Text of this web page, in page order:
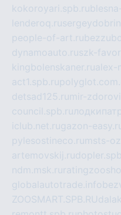
kokoroyari.spb.ru
lenderoq.ru
people-of-art.ru
dynamoauto.ruszk-
kingbolenskaner.rualex-
act1.spb.ru
detsad125.ru mir-
council.spb.ru
iclub.net.rugazon-
pylesostineco.ru msts-
artemovskij.ru
ndm.msk.ru
globalautotrade.info
ZOOSMART.SPB.RU